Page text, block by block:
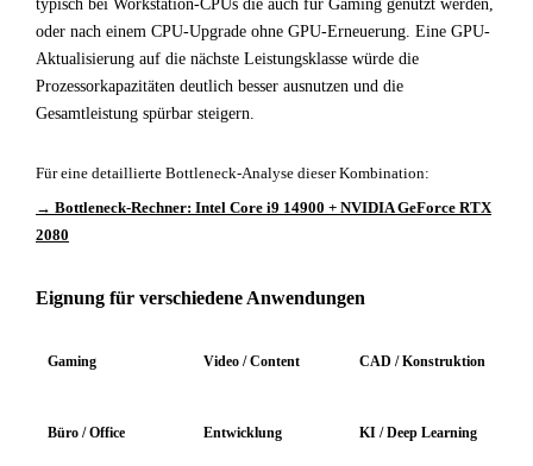
typisch bei Workstation-CPUs die auch für Gaming genutzt werden,
oder nach einem CPU-Upgrade ohne GPU-Erneuerung. Eine GPU-
Aktualisierung auf die nächste Leistungsklasse würde die
Prozessorkapazitäten deutlich besser ausnutzen und die
Gesamtleistung spürbar steigern.
Für eine detaillierte Bottleneck-Analyse dieser Kombination:
→ Bottleneck-Rechner: Intel Core i9 14900 + NVIDIA GeForce RTX
2080
Eignung für verschiedene Anwendungen
Gaming Video / Content CAD / Konstruktion
Büro / Office Entwicklung KI / Deep Learning